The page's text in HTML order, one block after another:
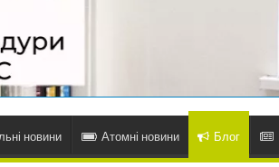
новини Атомні новини Блог